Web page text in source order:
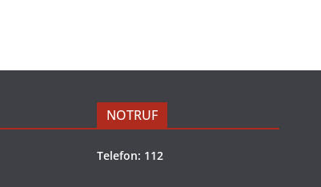
NOTRUF
Telefon: 112